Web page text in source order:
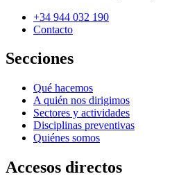
+34 944 032 190
Contacto
Secciones
Qué hacemos
A quién nos dirigimos
Sectores y actividades
Disciplinas preventivas
Quiénes somos
Accesos directos